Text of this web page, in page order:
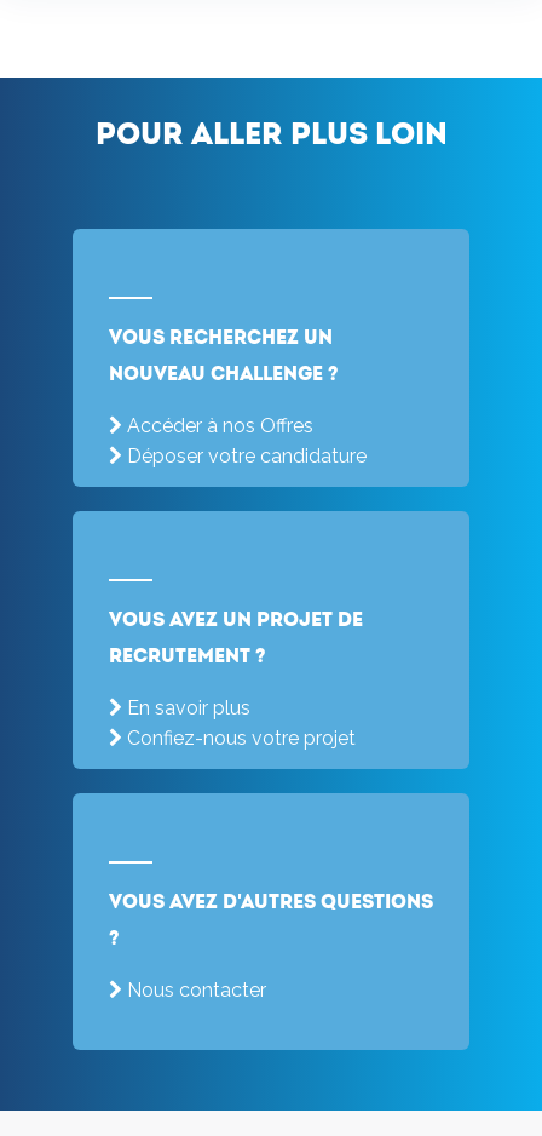
Pour aller plus loin
Vous recherchez un
nouveau challenge ?
Accéder à nos Offres
Déposer votre candidature
Vous avez un projet de
recrutement ?
En savoir plus
Confiez-nous votre projet
Vous avez d'autres questions
?
Nous contacter